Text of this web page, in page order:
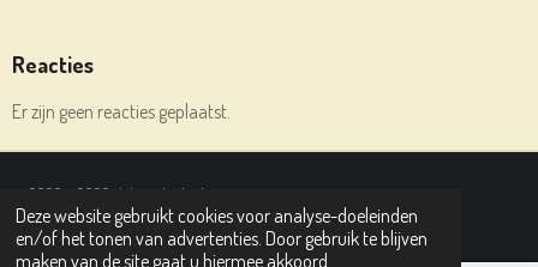
Deze website gebruikt cookies voor analyse-doeleinden
en/of het tonen van advertenties. Door gebruik te blijven
maken van de site gaat u hiermee akkoord.
Reacties
Er zijn geen reacties geplaatst.
© 2020 - 2026 deleesplank.nl
Powered byJouwWeb